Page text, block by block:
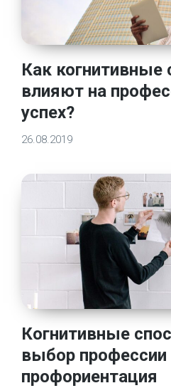
Как когнитивные
влияют на
успех?
26.08.2019
Когнитивные
выбор профессии
профориентация